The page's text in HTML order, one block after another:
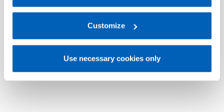
regarding processing of personal data, at the following
Gefran - Privacy Policy.
Customize
Use necessary cookies only